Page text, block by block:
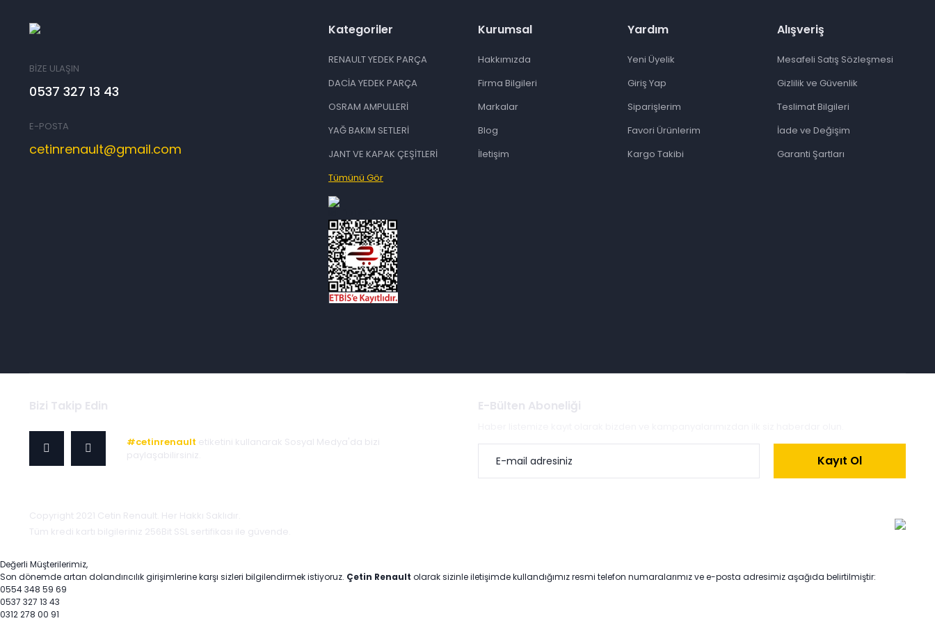
BİZE ULAŞIN
0537 327 13 43
E-POSTA
cetinrenault@gmail.com
Kategoriler
RENAULT YEDEK PARÇA
DACİA YEDEK PARÇA
OSRAM AMPULLERİ
YAĞ BAKIM SETLERİ
JANT VE KAPAK ÇEŞİTLERİ
Tümünü Gör
Kurumsal
Hakkımızda
Firma Bilgileri
Markalar
Blog
İletişim
Yardım
Yeni Üyelik
Giriş Yap
Siparişlerim
Favori Ürünlerim
Kargo Takibi
Alışveriş
Mesafeli Satış Sözleşmesi
Gizlilik ve Güvenlik
Teslimat Bilgileri
İade ve Değişim
Garanti Şartları
Bizi Takip Edin
#cetinrenault etiketini kullanarak Sosyal Medya'da bizi
paylaşabilirsiniz.
E-Bülten Aboneliği
Kayıt Ol
Copyright 2021 Cetin Renault. Her Hakkı Saklıdır.
Tüm kredi kartı bilgileriniz 256Bit SSL sertifikası ile güvende.
Değerli Müşterilerimiz,
Son dönemde artan dolandırıcılık girişimlerine karşı sizleri bilgilendirmek istiyoruz. Çetin Renault olarak sizinle iletişimde kullandığımız resmi telefon numaralarımız ve e-posta adresimiz aşağıda belirtilmiştir:
0554 348 59 69
0537 327 13 43
0312 278 00 91